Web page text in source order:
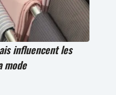
influencent les
mode